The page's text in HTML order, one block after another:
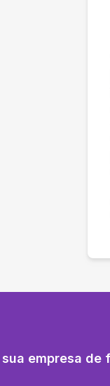
empresa